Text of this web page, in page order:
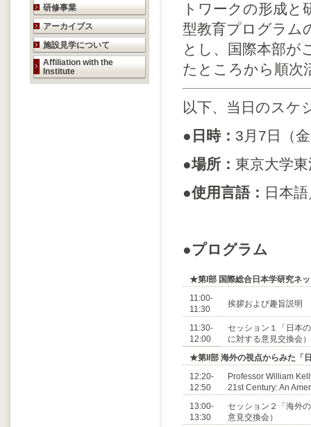
研修事業
アーカイブス
施設見学について
Affiliation with the
Institute
トワークの形成と
型教育プログラム
とし、国際本部が
たところから順次
以下、当日のスケ
●日時： 3月7日（
●場所： 東京大学
●使用言語： 日本
●プログラム
★第I部 国際総合日本学研究ネ
11:00-
11:30
挨拶および趣旨説明
11:30-
12:00
セッション１「日本
に対する意見交換会）
★第II部 海外の視点からみた「
12:20-
12:50
Professor William
21st Century: An
13:00-
13:30
セッション２「海外
意見交換会）